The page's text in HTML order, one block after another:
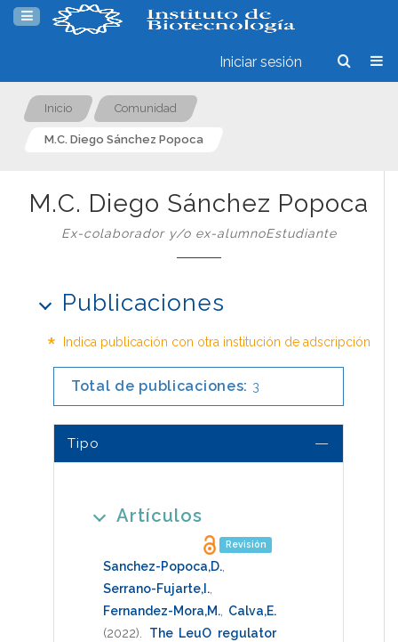
Iniciar sesión
Inicio Comunidad
M.C. Diego Sánchez Popoca
M.C. Diego Sánchez Popoca
Ex-colaborador y/o ex-alumnoEstudiante
Publicaciones
* Indica publicación con otra institución de adscripción
Total de publicaciones: 3
Tipo
Artículos
Revisión
Sanchez-Popoca,D.
Serrano-Fujarte,I.
Fernandez-Mora,M.
Calva,E.
(2022)
The LeuO regulator